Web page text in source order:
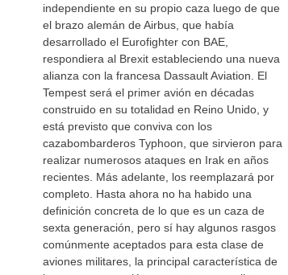
independiente en su propio caza luego de que
el brazo alemán de Airbus, que había
desarrollado el Eurofighter con BAE,
respondiera al Brexit estableciendo una nueva
alianza con la francesa Dassault Aviation. El
Tempest será el primer avión en décadas
construido en su totalidad en Reino Unido, y
está previsto que conviva con los
cazabombarderos Typhoon, que sirvieron para
realizar numerosos ataques en Irak en años
recientes. Más adelante, los reemplazará por
completo. Hasta ahora no ha habido una
definición concreta de lo que es un caza de
sexta generación, pero sí hay algunos rasgos
comúnmente aceptados para esta clase de
aviones militares, la principal característica de